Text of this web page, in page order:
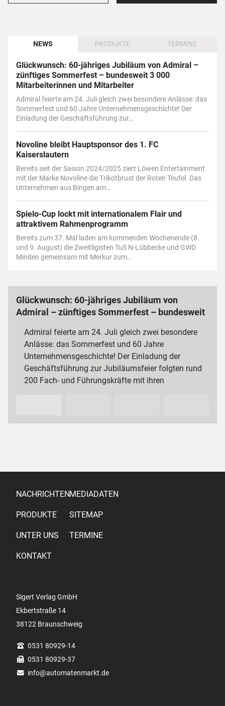
NEWS PRODUKTE TERMINE
Glückwunsch: 60-jähriges Jubiläum von Admiral –
zünftiges Sommerfest – bundesweit 3 000
Mitarbeiterinnen und Mitarbeiter
Admiral feierte am 24. Juli gleich zwei besondere Anlässe: das
Sommerfest und 60 Jahre Unternehmensgeschichte! Der
Einladung der Geschäftsführung zur…
Novoline bleibt Hauptsponsor des 1. FC
Kaiserslautern
Bereits seit der Saison 2024/2025 ziert Löwen Entertainment
mit der Marke Novoline die Trikotbrust der Roten Teufel. Das
Unternehmen aus Bingen am…
Spielo-Cup lockt mit internationalem Flair und
attraktivem Rahmenprogramm
Bereits zum 37. Mal laden am kommenden Wochenende (8.
und 9. August) die Zweitligisten TuS N-Lübbecke und GWD
Minden gemeinsam mit Merkur zum…
Glückwunsch: 60-jähriges Jubiläum von
Admiral – zünftiges Sommerfest – bundesweit
Admiral feierte am 24. Juli gleich zwei besondere
Anlässe: das Sommerfest und 60 Jahre
Unternehmensgeschichte! Der Einladung der
Geschäftsführung zur Jubiläumsfeier folgten rund
200 Fach- und Führungskräfte mit ihren
NACHRICHTEN
PRODUKTE
UNTER UNS
KONTAKT
MEDIADATEN
SITEMAP
TERMINE
Sigert Verlag GmbH
Ekbertstraße 14
38122 Braunschweig
0531 80929-14
0531 80929-37
info@automatenmarkt.de